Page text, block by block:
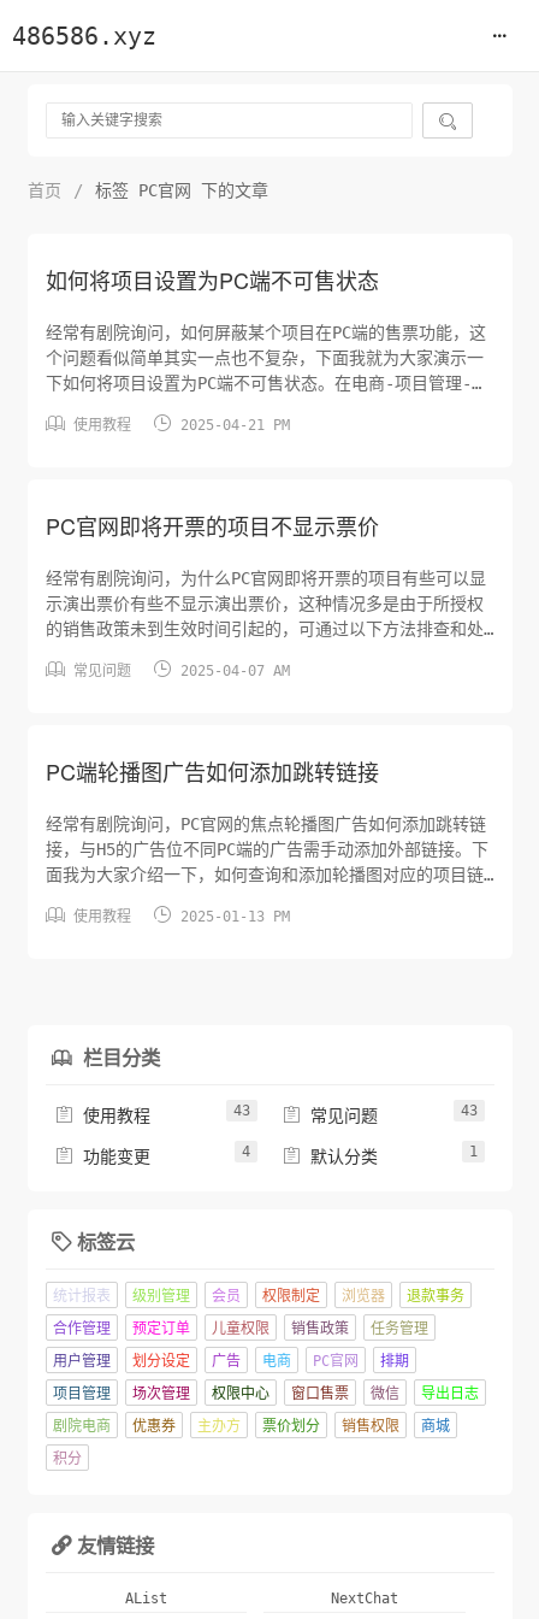
486586.xyz

首页 / 标签 PC官网 下的文章
如何将项目设置为PC端不可售状态
经常有剧院询问，如何屏蔽某个项目在PC端的售票功能，这
个问题看似简单其实一点也不复杂，下面我就为大家演示一
下如何将项目设置为PC端不可售状态。在电商-项目管理-项
侧操作区的配置按钮。在配置页面，找到PC是否可以购买按
 使用教程  2025-04-21 PM
PC官网即将开票的项目不显示票价
经常有剧院询问，为什么PC官网即将开票的项目有些可以显
示演出票价有些不显示演出票价，这种情况多是由于所授权
的销售政策未到生效时间引起的，可通过以下方法排查和处
显示演出票价的场次，点击项目名称区域在弹出的控制中心
 常见问题  2025-04-07 AM
PC端轮播图广告如何添加跳转链接
经常有剧院询问，PC官网的焦点轮播图广告如何添加跳转链
接，与H5的广告位不同PC端的广告需手动添加外部链接。下
面我为大家介绍一下，如何查询和添加轮播图对应的项目链
焦点位轮播广告，点击查询按钮查询到需要添加链接的轮播
 使用教程  2025-01-13 PM
 栏目分类
 使用教程 43  常见问题 43
 功能变更 4  默认分类 1
 标签云
统计报表 级别管理 会员 权限制定 浏览器
退款事务
合作管理
预定订单 儿童权限 销售政策
任务管理
用户管理
划分设定 广告 电商 PC官网
排期
项目管理
场次管理 权限中心 窗口售票 微信
导出日志
剧院电商
优惠券 主办方 票价划分 销售权限
商城
积分
 友情链接
AList NextChat